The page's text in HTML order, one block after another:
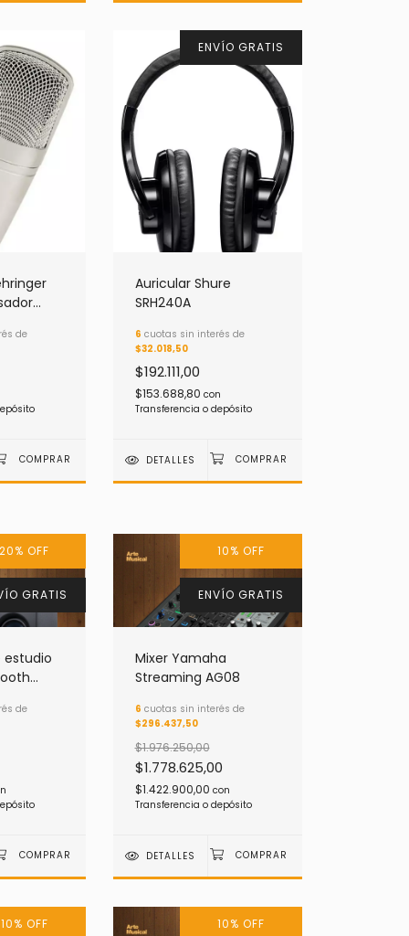
de
ENVÍO GRATIS
Auricular Shure
SRH240A
6 cuotas sin interés de
$32.018,50
$192.111,00
$153.688,80 con
Transferencia o depósito
DETALLES
20% OFF
GRATIS
estudio
de
10% OFF
ENVÍO GRATIS
Mixer Yamaha
Streaming AG08
6 cuotas sin interés de
$296.437,50
$1.976.250,00
$1.778.625,00
$1.422.900,00 con
Transferencia o depósito
DETALLES
10% OFF 10% OFF